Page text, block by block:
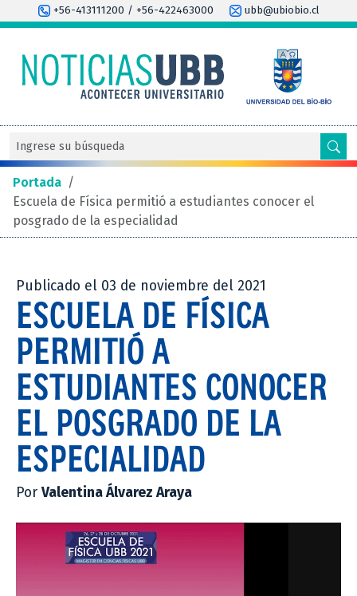
+56-413111200 / +56-422463000 ubb@ubiobio.cl
Portada /
Escuela de Física permitió a estudiantes conocer el
posgrado de la especialidad
Publicado el 03 de noviembre del 2021
ESCUELA DE FÍSICA
PERMITIÓ A
ESTUDIANTES CONOCER
EL POSGRADO DE LA
ESPECIALIDAD
PorValentina Álvarez Araya